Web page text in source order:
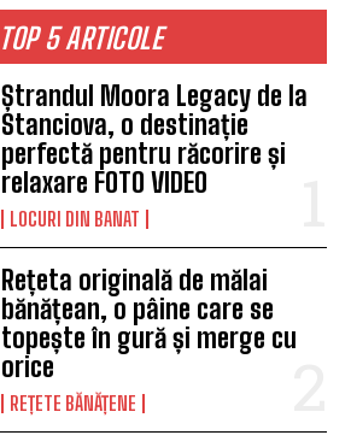
TOP 5 ARTICOLE
Ștrandul Moora Legacy de la
Stanciova, o destinație
perfectă pentru răcorire și
relaxare FOTO VIDEO
LOCURI DIN BANAT
Rețeta originală de mălai
bănățean, o pâine care se
topește în gură și merge cu
orice
REȚETE BĂNĂȚENE